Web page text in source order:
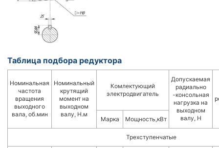
Таблица подбора редуктора
Номинальная
частота
вращения
выходного
вала, об.мин
Номинальный
крутящий
момент на
выходном
валу, Н.м
Комлектующий
электродвигатель
Допускаемая
радиально
-консольная
нагрузка на
выходном
валу, Н
Марка Мощность,кВт
Трехступенчатые